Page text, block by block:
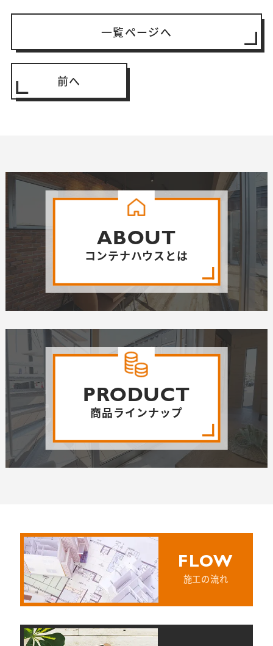
前へ
一覧ページへ
ABOUT
コンテナハウスとは
PRODUCT
商品ラインナップ
FLOW
施工の流れ